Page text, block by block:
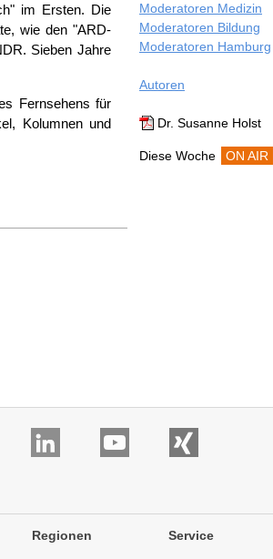
im Ersten. Die
wie den "ARD-
Sieben Jahre
Fernsehens für
Kolumnen und
Moderatoren Medizin
Moderatoren Bildung
Moderatoren Hamburg
Autoren
Dr. Susanne Holst
Diese Woche ON AIR
Regionen
Service